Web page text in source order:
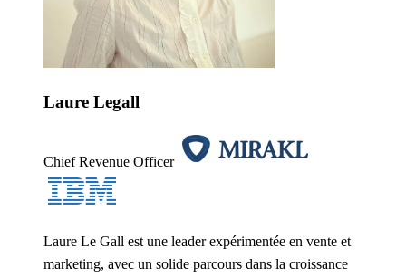
Laure Legall
Chief Revenue Officer
Laure Le Gall est une leader expérimentée en vente et
marketing, avec un solide parcours dans la croissance